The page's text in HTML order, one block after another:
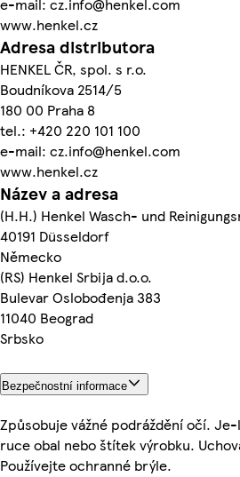
www.henkel.cz
Adresa distributora
HENKEL ČR, spol. s r.o.
Boudníkova 2514/5
180 00 Praha 8
tel.: +420 220 101 100
e-mail: cz.info@henkel.com
www.henkel.cz
Název a adresa
(H.H.) Henkel Wasch- und
40191 Düsseldorf
Německo
(RS) Henkel Srbija d.o.o.
Bulevar Oslobođenja 383
11040 Beograd
Srbsko
Bezpečnostní informace
Způsobuje vážné podráždění očí.
ruce obal nebo štítek výrobku.
Používejte ochranné brýle.